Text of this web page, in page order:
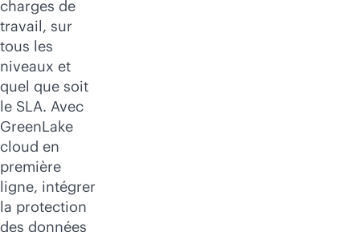
charges de
travail, sur
tous les
niveaux et
quel que soit
le SLA. Avec
GreenLake
cloud en
première
ligne, intégrer
la protection
des données